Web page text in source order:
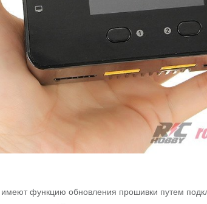
функцию обновления прошивки путем